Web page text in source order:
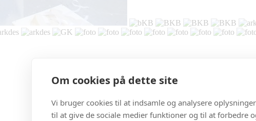
Om cookies på dette site
Vi bruger cookies til at indsamle og analysere
til at give de sociale medier funktioner og til at forbedre